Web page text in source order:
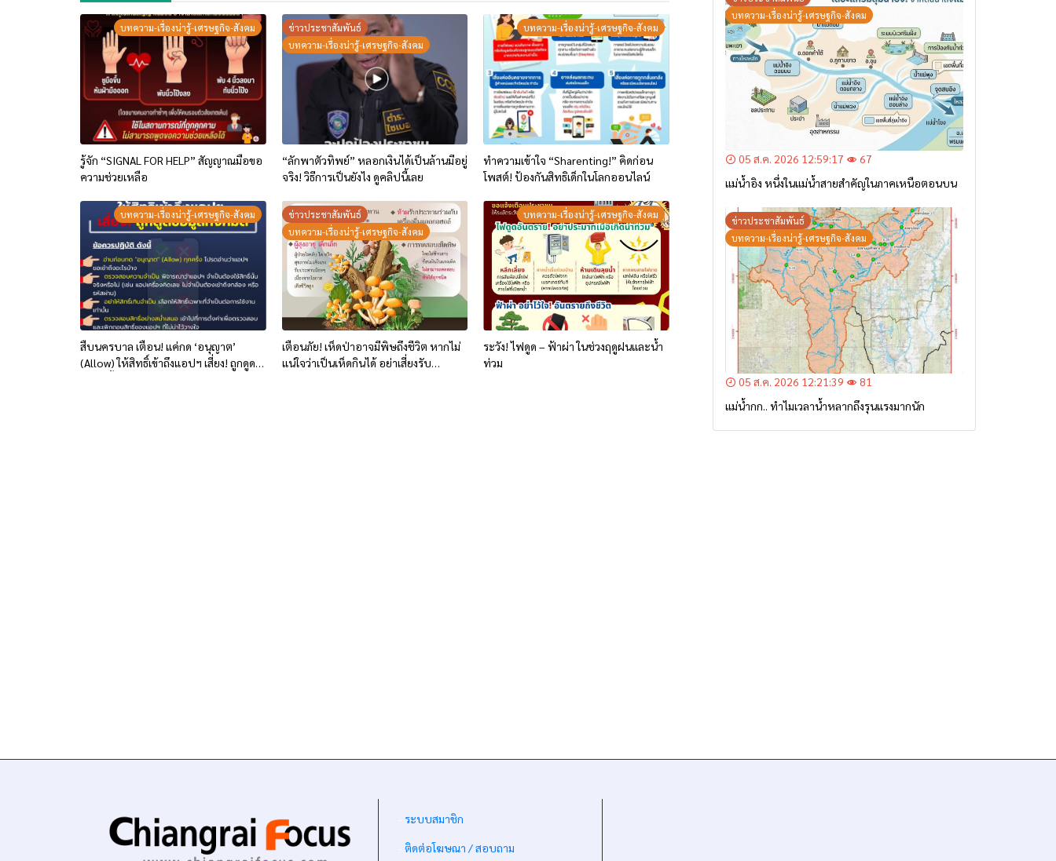
บทความ-เรื่องน่ารู้-เศรษฐกิจ-สังคม
รู้จัก “SIGNAL FOR HELP” สัญญาณมือขอ
ความช่วยเหลือ
ข่าวประชาสัมพันธ์
บทความ-เรื่องน่ารู้-เศรษฐกิจ-สังคม
“ลักพาตัวทิพย์” หลอกเงินได้เป็นล้านมีอยู่
จริง! วิธีการเป็นยังไง ดูคลิปนี้เลย
บทความ-เรื่องน่ารู้-เศรษฐกิจ-สังคม
ทำความเข้าใจ “Sharenting!” คิดก่อน
โพสต์! ป้องกันสิทธิเด็กในโลกออนไลน์
บทความ-เรื่องน่ารู้-เศรษฐกิจ-สังคม
สืบนครบาล เตือน! แค่กด ‘อนุญาต’
(Allow) ให้สิทธิ์เข้าถึงแอปฯ เสี่ยง! ถูกดูด
ข่าวประชาสัมพันธ์
บทความ-เรื่องน่ารู้-เศรษฐกิจ-สังคม
เตือนภัย! เห็ดป่าอาจมีพิษถึงชีวิต หากไม่
แน่ใจว่าเป็นเห็ดกินได้ อย่าเสี่ยงรับ
บทความ-เรื่องน่ารู้-เศรษฐกิจ-สังคม
ระวัง! ไฟดูด – ฟ้าผ่า ในช่วงฤดูฝนและน้ำ
ท่วม
บทความ-เรื่องน่ารู้-เศรษฐกิจ-สังคม
05 ส.ค. 2026 12:59:17
67
แม่น้ำอิง หนึ่งในแม่น้ำสายสำคัญในภาคเหนือตอนบน
ข่าวประชาสัมพันธ์
บทความ-เรื่องน่ารู้-เศรษฐกิจ-สังคม
05 ส.ค. 2026 12:21:39
81
แม่น้ำกก.. ทำไมเวลาน้ำหลากถึงรุนแรงมากนัก
ระบบสมาชิก
ติดต่อโฆษณา / สอบถาม